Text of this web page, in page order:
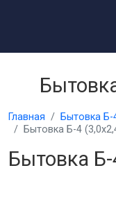
Главная
Бытовка Б-
Бытовка Б-4
Бытовка Б-